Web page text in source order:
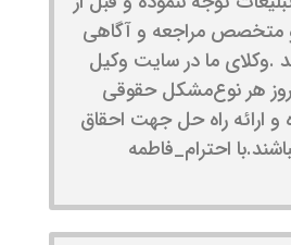
متخصص مراجعه و آگاهی
.وکلای ما در سایت وکیل
هر نوع‌مشکل حقوقی
و ارائه راه‌ حل جهت احقاق
احترام_فاطمه